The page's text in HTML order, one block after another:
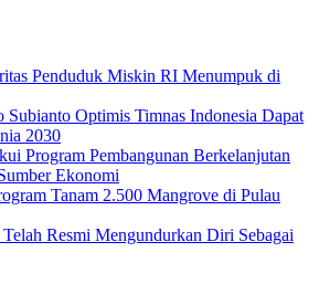
Penduduk Miskin RI Menumpuk di
Subianto Optimis Timnas Indonesia Dapat
2030
Program Pembangunan Berkelanjutan
Ekonomi
Tanam 2.500 Mangrove di Pulau
Resmi Mengundurkan Diri Sebagai